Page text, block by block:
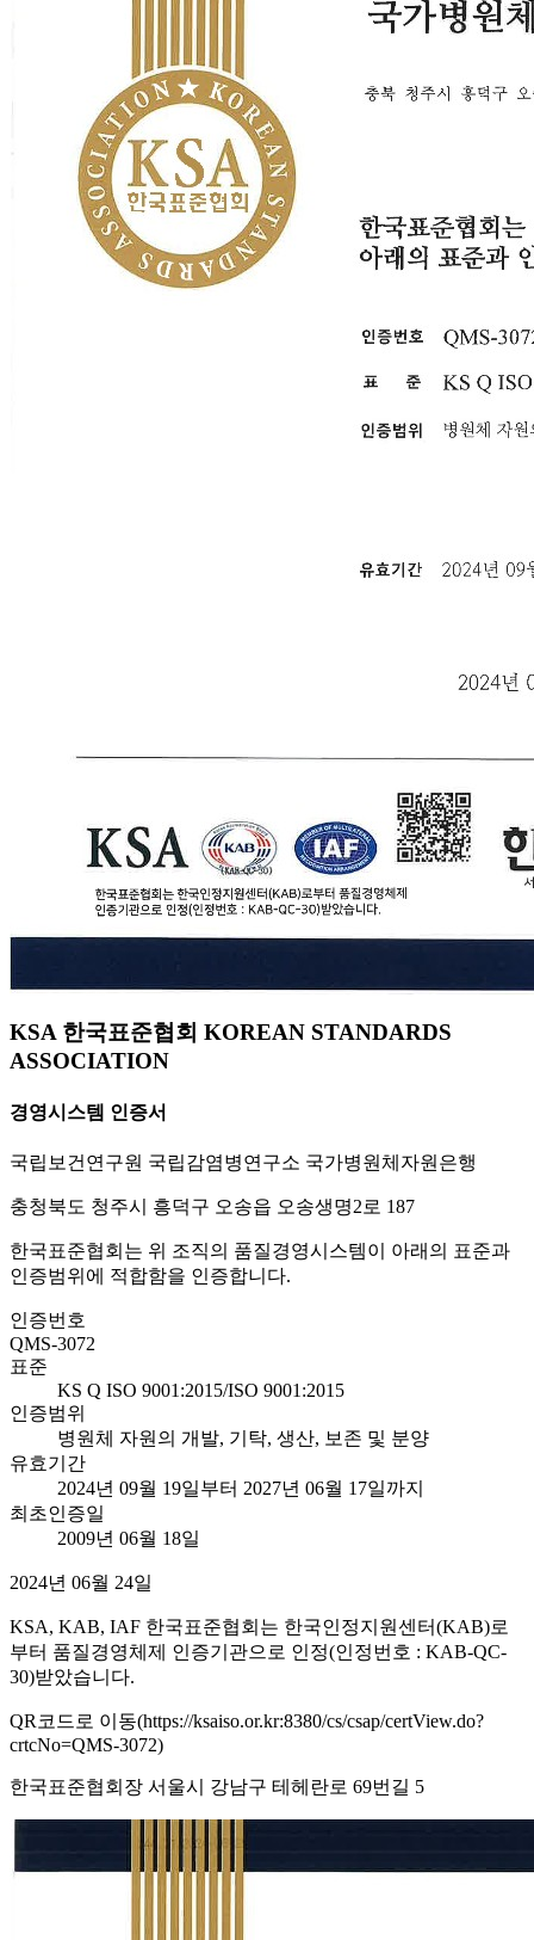
KSA 한국표준협회 KOREAN STANDARDS
ASSOCIATION
경영시스템 인증서
국립보건연구원 국립감염병연구소 국가병원체자원은행
충청북도 청주시 흥덕구 오송읍 오송생명2로 187
한국표준협회는 위 조직의 품질경영시스템이 아래의 표준과
인증범위에 적합함을 인증합니다.
인증번호
QMS-3072
표준
KS Q ISO 9001:2015/ISO 9001:2015
인증범위
병원체 자원의 개발, 기탁, 생산, 보존 및 분양
유효기간
2024년 09월 19일부터 2027년 06월 17일까지
최초인증일
2009년 06월 18일
2024년 06월 24일
KSA, KAB, IAF 한국표준협회는 한국인정지원센터(KAB)로
부터 품질경영체제 인증기관으로 인정(인정번호 : KAB-QC-
30)받았습니다.
QR코드로 이동(https://ksaiso.or.kr:8380/cs/csap/certView.do?
crtcNo=QMS-3072)
한국표준협회장 서울시 강남구 테헤란로 69번길 5